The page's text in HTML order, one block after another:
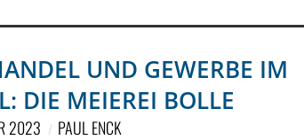
UND GEWERBE IM
DIE MEIEREI BOLLE
2023 PAUL ENCK